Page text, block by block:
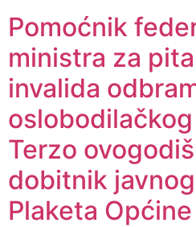
Pomoćnik
ministra za
invalida
Terzo
dobitnik
Plaketa